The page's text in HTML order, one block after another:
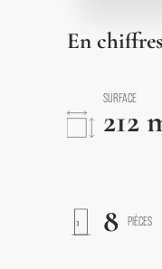
En chiffres
SURFACE
212
8
PIÈCES